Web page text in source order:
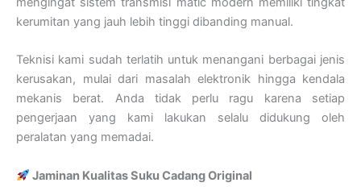
kerumitan yang jauh lebih tinggi dibanding manual.
Teknisi kami sudah terlatih untuk menangani berbagai jenis
kerusakan, mulai dari masalah elektronik hingga kendala
mekanis berat. Anda tidak perlu ragu karena setiap
pengerjaan yang kami lakukan selalu didukung oleh
peralatan yang memadai.
Jaminan Kualitas Suku Cadang Original